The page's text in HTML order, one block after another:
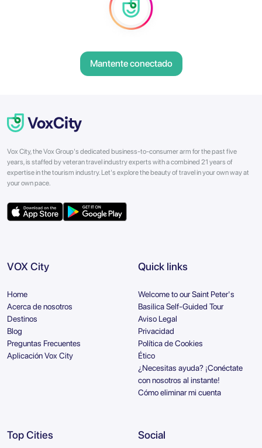
Mantente conectado
Vox City, the Vox Group's dedicated business-to-consumer arm for the past five
years, is staffed by veteran travel industry experts with a combined 21 years of
expertise in the tourism industry. Let's explore the beauty of travel in your own way at
your own pace.
VOX City
Home
Acerca de nosotros
Destinos
Blog
Preguntas Frecuentes
Aplicación Vox City
Quick links
Welcome to our Saint Peter's
Basilica Self-Guided Tour
Aviso Legal
Privacidad
Política de Cookies
Ético
¿Necesitas ayuda? ¡Conéctate
con nosotros al instante!
Cómo eliminar mi cuenta
Top Cities Social